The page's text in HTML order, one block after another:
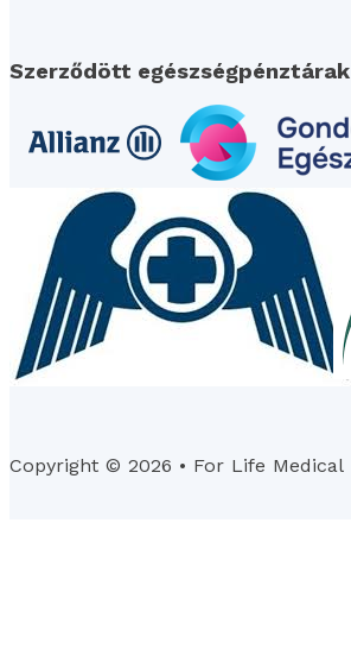
Szerződött egészségpénztárak
Copyright © 2026 • For Life Medical